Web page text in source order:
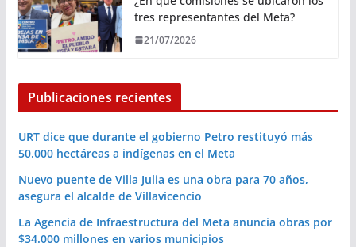
tres representantes del Meta?
21/07/2026
Publicaciones recientes
URT dice que durante el gobierno Petro restituyó más
50.000 hectáreas a indígenas en el Meta
Nuevo puente de Villa Julia es una obra para 70 años,
asegura el alcalde de Villavicencio
La Agencia de Infraestructura del Meta anuncia obras por
$34.000 millones en varios municipios